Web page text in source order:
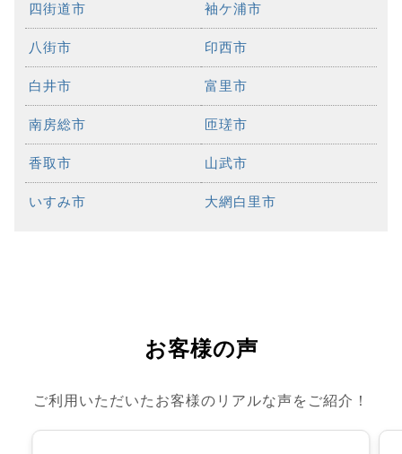
四街道市 袖ケ浦市
八街市 印西市
白井市 富里市
南房総市 匝瑳市
香取市 山武市
いすみ市 大網白里市
お客様の声
ご利用いただいたお客様のリアルな声をご紹介！